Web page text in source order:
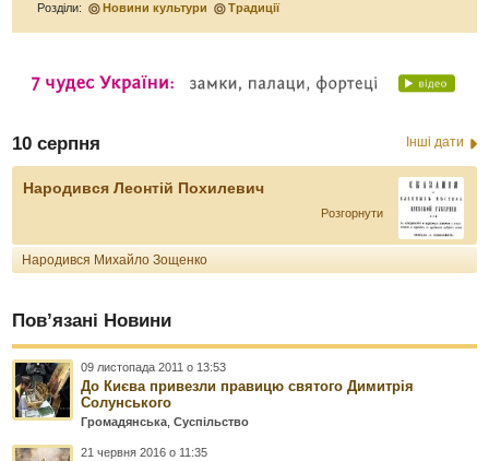
Розділи: Новини культури Традиції
10 серпня Інші дати
Народився Леонтій Похилевич
Розгорнути
Народився Михайло Зощенко
Пов’язані Новини
09 листопада 2011 о 13:53
До Києва привезли правицю святого Димитрія
Солунського
Громадянська ,Суспільство
21 червня 2016 о 11:35